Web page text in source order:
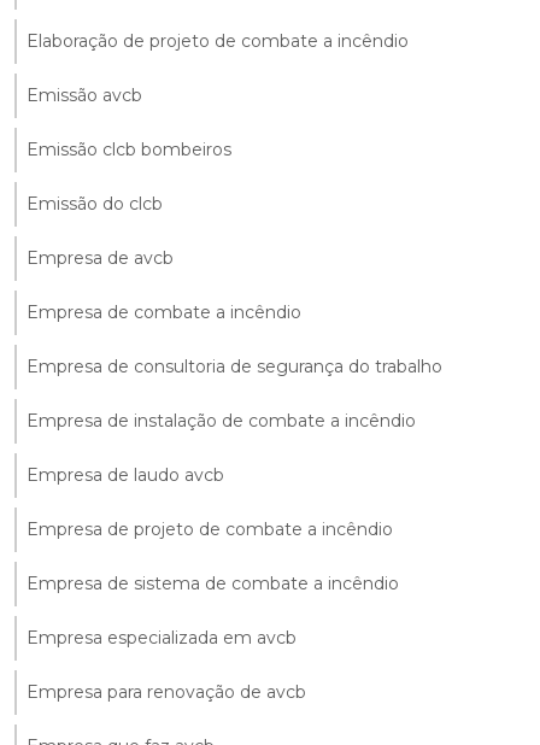
Elaboração de projeto de combate a incêndio
Emissão avcb
Emissão clcb bombeiros
Emissão do clcb
Empresa de avcb
Empresa de combate a incêndio
Empresa de consultoria de segurança do trabalho
Empresa de instalação de combate a incêndio
Empresa de laudo avcb
Empresa de projeto de combate a incêndio
Empresa de sistema de combate a incêndio
Empresa especializada em avcb
Empresa para renovação de avcb